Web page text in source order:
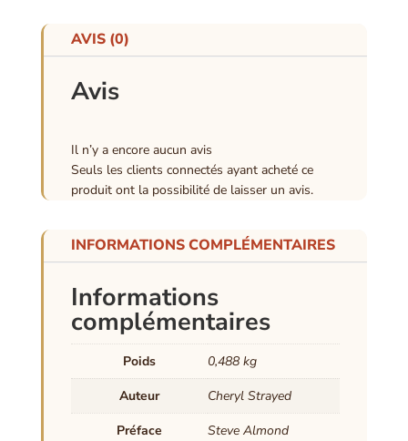
AVIS (0)
Avis
Il n’y a encore aucun avis
Seuls les clients connectés ayant acheté ce
produit ont la possibilité de laisser un avis.
INFORMATIONS COMPLÉMENTAIRES
Informations
complémentaires
Poids
0,488 kg
Auteur
Cheryl Strayed
Préface
Steve Almond